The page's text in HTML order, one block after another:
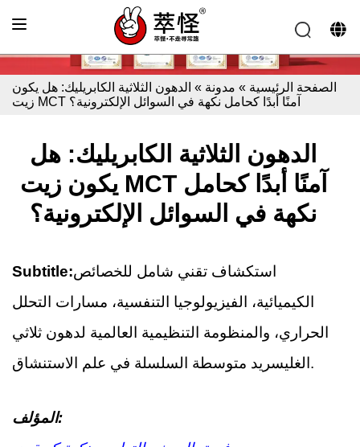
الصفحة الرئيسية » مدونة » الدهون الثلاثية الكابريليك: هل يكون
زيت MCT آمنًا أبدًا كحامل نكهة في السوائل الإلكترونية؟
الدهون الثلاثية الكابريليك: هل
يكون زيت MCT آمنًا أبدًا كحامل
نكهة في السوائل الإلكترونية؟
Subtitle:استكشاف تقني شامل للخصائص
الكيميائية، الفيزيولوجيا التنفسية، مسارات التحلل
الحراري، والمنظومة التنظيمية العالمية لدهون ثلاثي
الغليسريد متوسطة السلسلة في علم الاستنشاق.
المؤلف: